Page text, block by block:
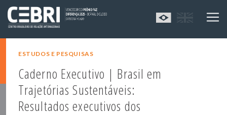
ESTUDOS E PESQUISAS
Caderno Executivo | Brasil em
Trajetórias Sustentáveis:
Resultados executivos dos